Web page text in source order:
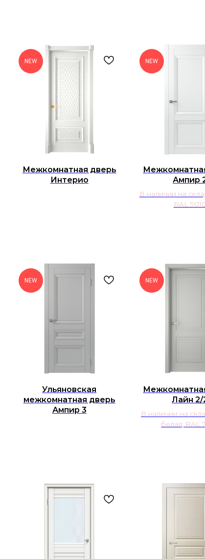
NEW
Межкомнатная дверь
Интерио
NEW
Ампир
В наличии на
RAL
NEW
Ульяновская
межкомнатная дверь
Ампир 3
NEW
Лайн 2/
В наличии на
белая; RAL